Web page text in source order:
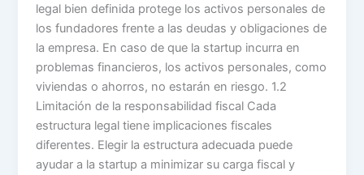
legal bien definida protege los activos personales de
los fundadores frente a las deudas y obligaciones de
la empresa. En caso de que la startup incurra en
problemas financieros, los activos personales, como
viviendas o ahorros, no estarán en riesgo. 1.2
Limitación de la responsabilidad fiscal Cada
estructura legal tiene implicaciones fiscales
diferentes. Elegir la estructura adecuada puede
ayudar a la startup a minimizar su carga fiscal y